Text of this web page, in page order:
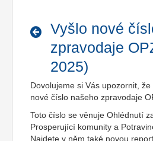
Vyšlo nové
zpravodaje
2025)
Dovolujeme si Vás upozornit,
nové číslo našeho zpravodaje
Toto číslo se věnuje Ohlédnutí
Prosperující komunity a
Najdete v něm také novou